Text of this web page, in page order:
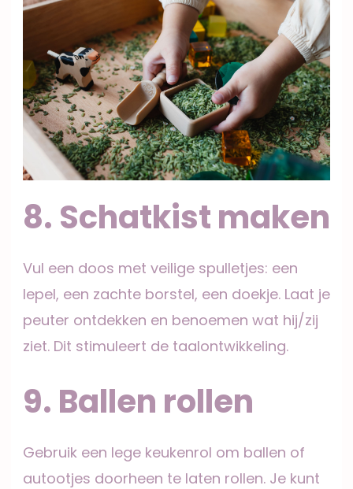
8. Schatkist maken
Vul een doos met veilige spulletjes: een
lepel, een zachte borstel, een doekje. Laat je
peuter ontdekken en benoemen wat hij/zij
ziet. Dit stimuleert de taalontwikkeling.
9. Ballen rollen
Gebruik een lege keukenrol om ballen of
autootjes doorheen te laten rollen. Je kunt